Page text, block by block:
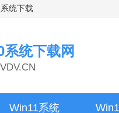
统下载
统下载网
Win11系统